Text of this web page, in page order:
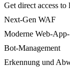
Get direct access to
Next-Gen WAF
Moderne Web-
Bot-Management
Erkennung und